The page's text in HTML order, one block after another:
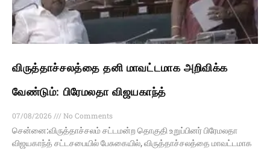
விருத்தாச்சலத்தை தனி மாவட்டமாக அறிவிக்க
வேண்டும்: பிரேமலதா விஜயகாந்த்
07/08/2026
No Comments
சென்னை:விருத்தாச்சலம் சட்டமன்ற தொகுதி உறுப்பினர் பிரேமலதா
விஜயகாந்த் சட்டசபையில் பேசுகையில், விருத்தாச்சலத்தை மாவட்டமாக